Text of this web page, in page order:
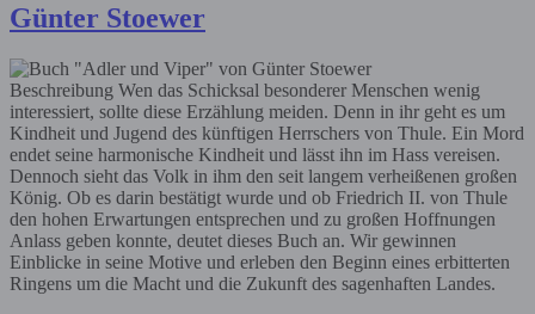
Günter Stoewer
Beschreibung Wen das Schicksal besonderer Menschen wenig
interessiert, sollte diese Erzählung meiden. Denn in ihr geht es um
Kindheit und Jugend des künftigen Herrschers von Thule. Ein Mord
endet seine harmonische Kindheit und lässt ihn im Hass vereisen.
Dennoch sieht das Volk in ihm den seit langem verheißenen großen
König. Ob es darin bestätigt wurde und ob Friedrich II. von Thule
den hohen Erwartungen entsprechen und zu großen Hoffnungen
Anlass geben konnte, deutet dieses Buch an. Wir gewinnen
Einblicke in seine Motive und erleben den Beginn eines erbitterten
Ringens um die Macht und die Zukunft des sagenhaften Landes.